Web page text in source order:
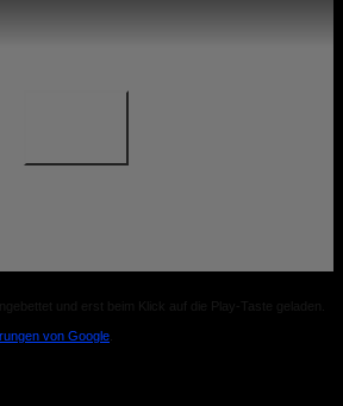
und erst beim Klick auf die Play-Taste geladen.
von Google